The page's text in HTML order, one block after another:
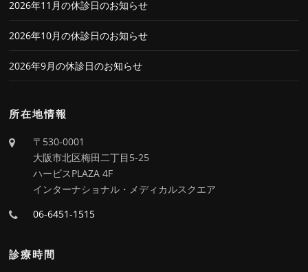
2026年11月の休診日のお知らせ
2026年10月の休診日のお知らせ
2026年9月の休診日のお知らせ
所在地情報
〒530-0001
大阪市北区梅田二丁目5-25
ハービスPLAZA 4F
インターナショナル・メディカルスクエア
06-6451-1515
診療時間